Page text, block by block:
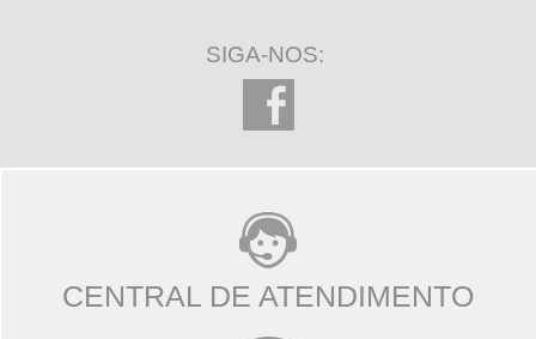
SIGA-NOS:
CENTRAL DE ATENDIMENTO